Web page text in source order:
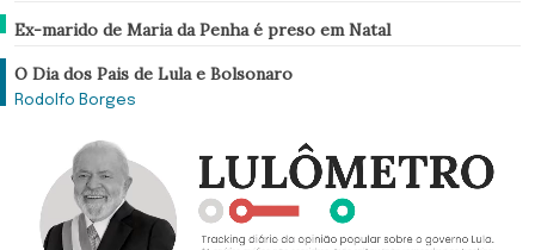
Brasil
Ex-marido de Maria da Penha é preso em Natal
Análise
O Dia dos Pais de Lula e Bolsonaro
Rodolfo Borges